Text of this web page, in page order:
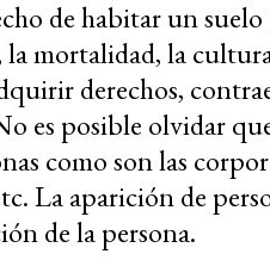
de habitar un
la mortalidad, la
derechos,
es posible olvidar
como son las
La aparición de
de la persona.